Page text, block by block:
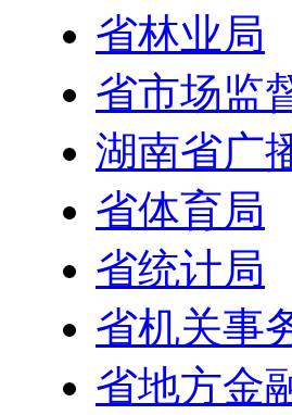
省林业局
省市场监
湖南省广
省体育局
省统计局
省机关事
省地方金